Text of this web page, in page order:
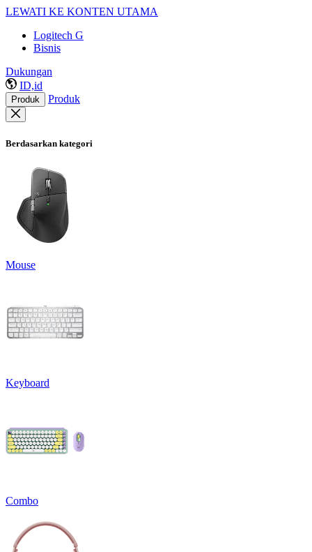
LEWATI KE KONTEN UTAMA
Logitech G
Bisnis
Dukungan
ID,id
Produk Produk
Berdasarkan kategori
Mouse
Keyboard
Combo